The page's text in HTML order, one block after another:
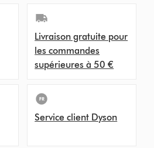
Livraison gratuite pour
les commandes
supérieures à 50 €
Service client Dyson